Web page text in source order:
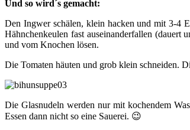
Und so wird´s gemacht:
Den Ingwer schälen, klein hacken und mit 3-4
Hähnchenkeulen fast auseinanderfallen (dauert
und vom Knochen lösen.
Die Tomaten häuten und grob klein schneiden.
Die Glasnudeln werden nur mit kochendem
Essen dann nicht so eine Sauerei. 😉